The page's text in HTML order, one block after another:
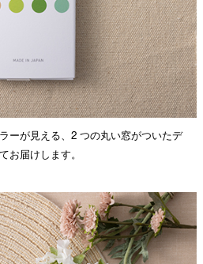
ーが見える、2 つの丸い窓がついたデ
お届けします。